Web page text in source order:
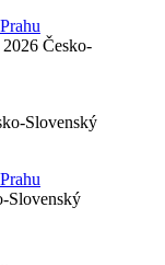
Česko-
Slovenský
Slovenský